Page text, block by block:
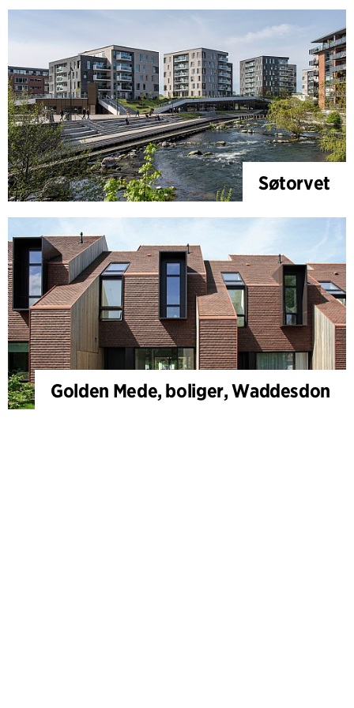
Søtorvet
Golden Mede, boliger, Waddesdon